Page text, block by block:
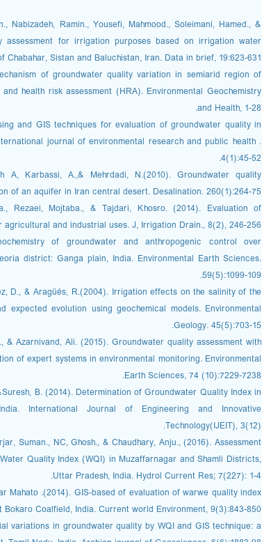
Nabizadeh, Ramin., Yousefi, Mahmood., Soleimani, Hamed., &
assessment for irrigation purposes based on irrigation water
Sistan and Baluchistan, Iran. Data in brief, 19:623-631.
of groundwater quality variation in semiarid region of
health risk assessment (HRA). Environmental Geochemistry
and Health, 1-28.
and GIS techniques for evaluation of groundwater quality in
journal of environmental research and public health .
4(1):45-52.
A, Karbassi, A.,& Mehrdadi, N.(2010). Groundwater quality
of an aquifer in Iran central desert. Desalination. 260(1):264-75.
Rezaei, Mojtaba., & Tajdari, Khosro. (2014). Evaluation of
and industrial uses. J, Irrigation Drain., 8(2), 246-256.
of groundwater and anthropogenic control over
district: Ganga plain, India. Environmental Earth Sciences.
59(5):1099-109.
D., & Aragüés, R.(2004). Irrigation effects on the salinity of the
evolution using geochemical models. Environmental
Geology. 45(5):703-15.
& Azarnivand, Ali. (2015). Groundwater quality assessment with
of expert systems in environmental monitoring. Environmental
Earth Sciences, 74 (10):7229-7238.
B. (2014). Determination of Groundwater Quality Index in
International Journal of Engineering and Innovative
Technology(IJEIT), 3(12).
Suman., NC, Ghosh., & Chaudhary, Anju., (2016). Assessment
Quality Index (WQI) in Muzaffarnagar and Shamli Districts,
Uttar Pradesh, India. Hydrol Current Res; 7(227): 1-4.
Mahato .(2014). GIS-based of evaluation of warwe quality index
Coalfield, India. Current world Environment, 9(3):843-850.
variations in groundwater quality by WQI and GIS technique: a